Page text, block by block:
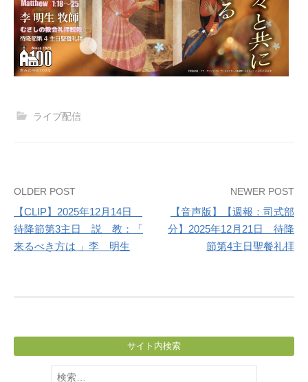
ライブ配信
Post
navigation
OLDER POST
【CLIP】2025年12月14日
待降節第3主日 説 教：「
来るべき方は 」李 明生
NEWER POST
【音声版】【週報：司式部
分】2025年12月21日 待降
節第4主日聖餐礼拝
サイト内検索
検